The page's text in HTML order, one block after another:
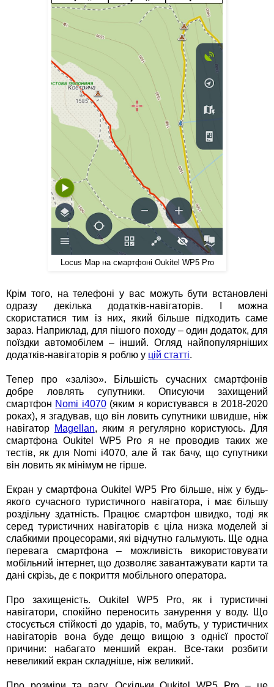
Locus Map на смартфоні Oukitel WP5 Pro
Крім того, на телефоні у вас можуть бути встановлені
одразу декілька додатків-навігаторів. І можна
скористатися тим із них, який більше підходить саме
зараз. Наприклад, для пішого походу – один додаток, для
поїздки автомобілем – інший. Огляд найпопулярніших
додатків-навігаторів я роблю у цій статті.
Тепер про «залізо». Більшість сучасних смартфонів
добре ловлять супутники. Описуючи захищений
смартфон Nomi i4070(яким я користувався в 2018-2020
роках), я згадував, що він ловить супутники швидше, ніж
навігатор Magellan, яким я регулярно користуюсь. Для
смартфона Oukitel WP5 Pro я не проводив таких же
тестів, як для Nomi i4070, але й так бачу, що супутники
він ловить як мінімум не гірше.
Екран у смартфона Oukitel WP5 Pro більше, ніж у будь-
якого сучасного туристичного навігатора, і має більшу
роздільну здатність. Працює смартфон швидко, тоді як
серед туристичних навігаторів є ціла низка моделей зі
слабкими процесорами, які відчутно гальмують. Ще одна
перевага смартфона – можливість використовувати
мобільний інтернет, що дозволяє завантажувати карти та
дані скрізь, де є покриття мобільного оператора.
Про захищеність. Oukitel WP5 Pro, як і туристичні
навігатори, спокійно переносить занурення у воду. Що
стосується стійкості до ударів, то, мабуть, у туристичних
навігаторів вона буде дещо вищою з однієї простої
причини: набагато менший екран. Все-таки розбити
невеликий екран складніше, ніж великий.